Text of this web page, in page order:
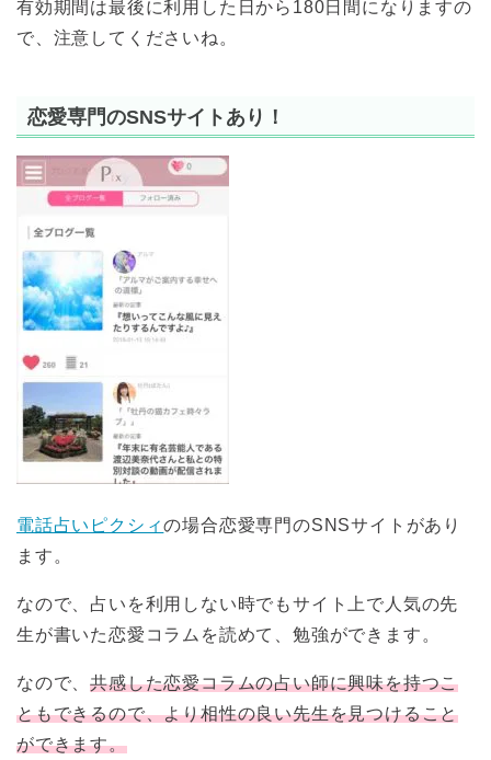
有効期間は最後に利用した日から180日間になりますの
で、注意してくださいね。
恋愛専門のSNSサイトあり！
電話占いピクシィの場合恋愛専門のSNSサイトがあり
ます。
なので、占いを利用しない時でもサイト上で人気の先
生が書いた恋愛コラムを読めて、勉強ができます。
なので、共感した恋愛コラムの占い師に興味を持つこ
ともできるので、より相性の良い先生を見つけること
ができます。